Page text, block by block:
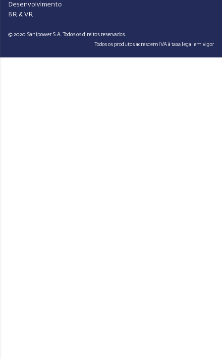
Desenvolvimento
BR & VR
© 2020 Sanipower S.A. Todos os direitos reservados.
Todos os produtos acrescem IVA à taxa legal em vigor